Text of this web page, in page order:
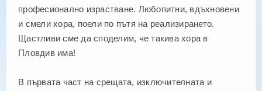
професионално израстване. Любопитни, вдъхновени
и смели хора, поели по пътя на реализирането.
Щастливи сме да споделим, че такива хора в
Пловдив има!
В първата част на срещата, изключителната и